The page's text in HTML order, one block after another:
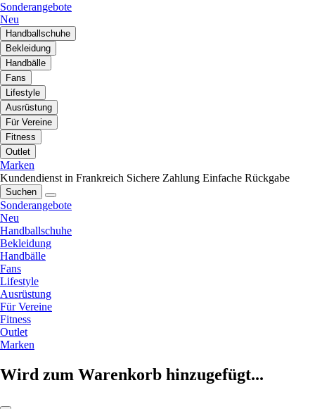
Sonderangebote
Neu
Handballschuhe
Bekleidung
Handbälle
Fans
Lifestyle
Ausrüstung
Für Vereine
Fitness
Outlet
Marken
Kundendienst in Frankreich Sichere Zahlung Einfache Rückgabe
Suchen
Sonderangebote
Neu
Handballschuhe
Bekleidung
Handbälle
Fans
Lifestyle
Ausrüstung
Für Vereine
Fitness
Outlet
Marken
Wird zum Warenkorb hinzugefügt...